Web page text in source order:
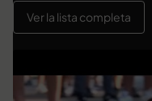
Ver la lista completa